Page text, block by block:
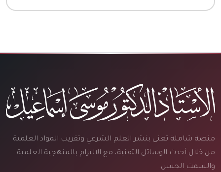
منصة شاملة تعنى بنشر العلم الشرعي وتقريب المواد العلمية
من خلال أحدث الوسائل التقنية، مع الالتزام بالمنهجية العلمية
والسمت الحسن.